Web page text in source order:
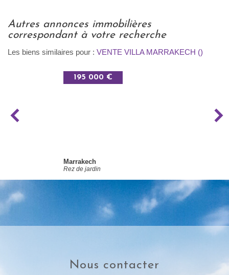
autres annonces immobilières
correspondant à votre recherche
Les biens similaires pour : VENTE VILLA MARRAKECH ()
195 000 €
Marrakech
Rez de jardin
nous contacter